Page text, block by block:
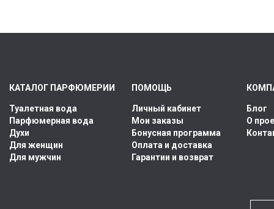
КАТАЛОГ ПАРФЮМЕРИИ
Туалетная вода
Парфюмерная вода
Духи
Для женщин
Для мужчин
ПОМОЩЬ
Личный кабинет
Мои заказы
Бонусная программа
Оплата и доставка
Гарантии и возврат
Блог
О